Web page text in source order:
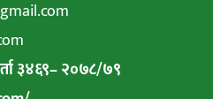
३४६९–२०७८/७९